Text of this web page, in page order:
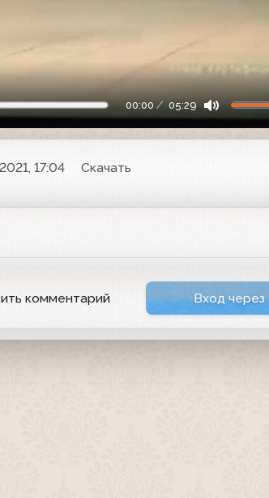
00:00 05:29
17:04
Скачать
комментарий Вход через